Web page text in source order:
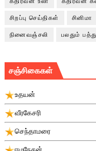
சிறப்பு செய்திகள் சினிமா
நினைவஞ்சலி பலதும்
சஞ்சிகைகள்
உதயன்
வீரகேசரி
செந்தாமரை
ஈழநேசன்